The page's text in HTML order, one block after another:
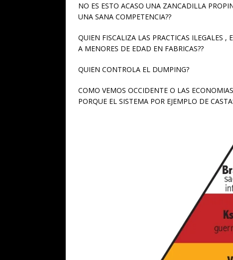
NO ES ESTO ACASO UNA ZANCADILLA
UNA SANA COMPETENCIA??
QUIEN FISCALIZA LAS PRACTICAS ILEGALES ,
A MENORES DE EDAD EN FABRICAS??
QUIEN CONTROLA EL DUMPING?
COMO VEMOS OCCIDENTE O LAS
PORQUE EL SISTEMA POR EJEMPLO DE